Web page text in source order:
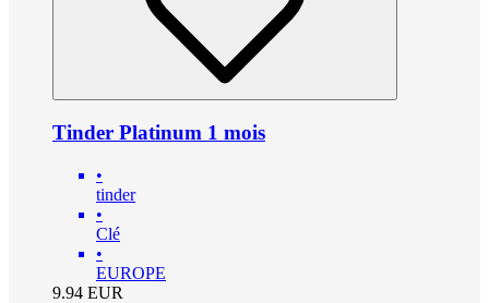
Tinder Platinum 1 mois
•
tinder
•
Clé
•
EUROPE
9.94 EUR